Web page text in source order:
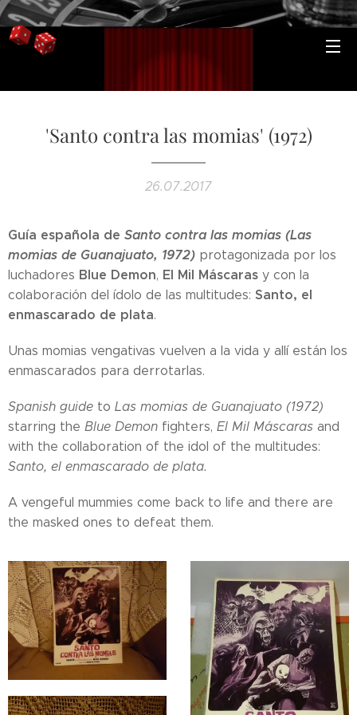
'Santo contra las momias' (1972)
26.07.2017
Guía española de Santo contra las momias (Las
momias de Guanajuato, 1972) protagonizada por los
luchadores Blue Demon, El Mil Máscaras y con la
colaboración del ídolo de las multitudes: Santo, el
enmascarado de plata.
Unas momias vengativas vuelven a la vida y allí están los
enmascarados para derrotarlas.
Spanish guide to Las momias de Guanajuato (1972)
starring the Blue Demon fighters, El Mil Máscaras and
with the collaboration of the idol of the multitudes:
Santo, el enmascarado de plata.
A vengeful mummies come back to life and there are
the masked ones to defeat them.